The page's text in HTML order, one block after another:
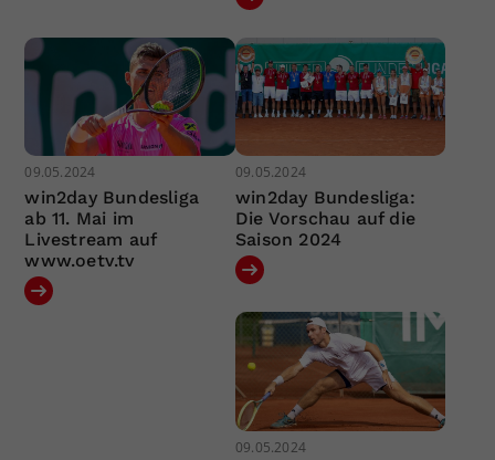
09.05.2024
win2day Bundesliga
ab 11. Mai im
Livestream auf
www.oetv.tv
09.05.2024
win2day Bundesliga:
Die Vorschau auf die
Saison 2024
09.05.2024